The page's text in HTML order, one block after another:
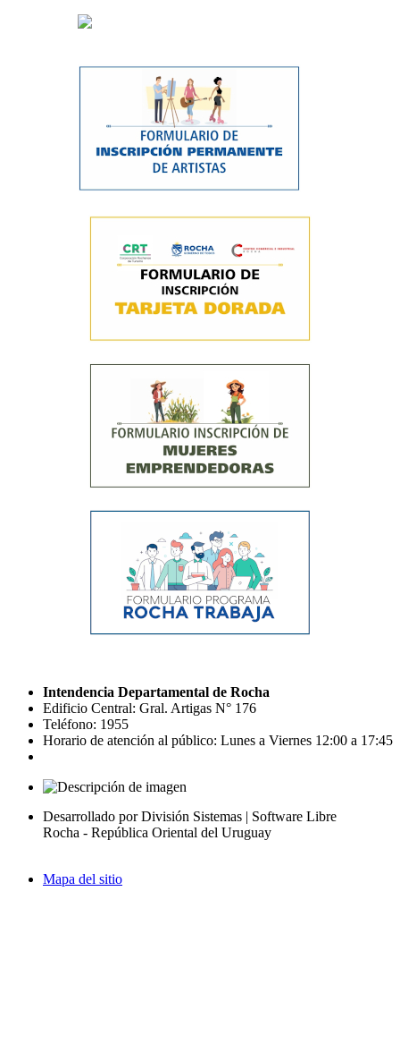
Intendencia Departamental de Rocha
Edificio Central: Gral. Artigas N° 176
Teléfono: 1955
Horario de atención al público: Lunes a Viernes 12:00 a 17:45
Desarrollado por División Sistemas | Software Libre
Rocha - República Oriental del Uruguay
Mapa del sitio